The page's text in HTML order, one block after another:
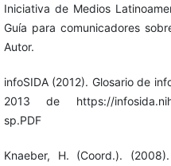
Iniciativa de Medios
Guía para comunicadores
Autor.
infoSIDA (2012). Glosario de
2013 de https://
sp.PDF
Knaeber, H. (Coord.).